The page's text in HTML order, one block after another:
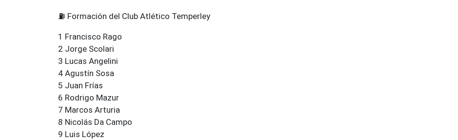
⛽ Formación del Club Atlético Temperley
1 Francisco Rago
2 Jorge Scolari
3 Lucas Angelini
4 Agustín Sosa
5 Juan Frías
6 Rodrigo Mazur
7 Marcos Arturia
8 Nicolás Da Campo
9 Luis López